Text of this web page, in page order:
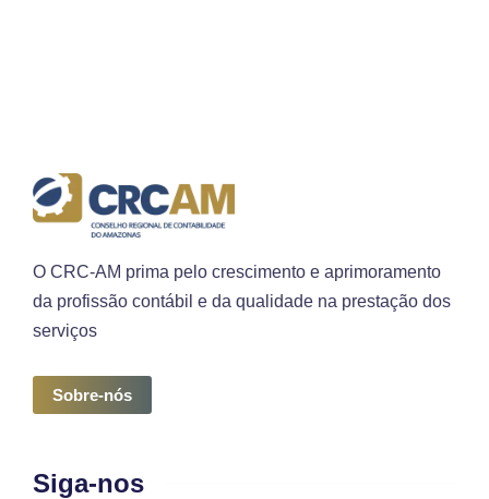
O CRC-AM prima pelo crescimento e aprimoramento
da profissão contábil e da qualidade na prestação dos
serviços
Sobre-nós
Siga-nos